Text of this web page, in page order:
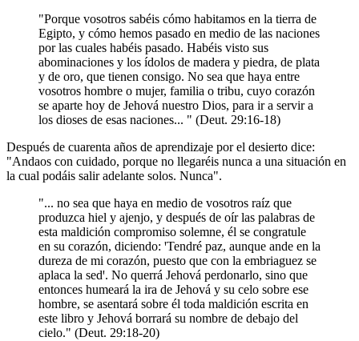
"Porque vosotros sabéis cómo habitamos en la tierra de
Egipto, y cómo hemos pasado en medio de las naciones
por las cuales habéis pasado. Habéis visto sus
abominaciones y los ídolos de madera y piedra, de plata
y de oro, que tienen consigo. No sea que haya entre
vosotros hombre o mujer, familia o tribu, cuyo corazón
se aparte hoy de Jehová nuestro Dios, para ir a servir a
los dioses de esas naciones... " (Deut. 29:16-18)
Después de cuarenta años de aprendizaje por el desierto dice:
"Andaos con cuidado, porque no llegaréis nunca a una situación en
la cual podáis salir adelante solos. Nunca".
"... no sea que haya en medio de vosotros raíz que
produzca hiel y ajenjo, y después de oír las palabras de
esta maldición compromiso solemne, él se congratule
en su corazón, diciendo: ꞌTendré paz, aunque ande en la
dureza de mi corazón, puesto que con la embriaguez se
aplaca la sedꞌ. No querrá Jehová perdonarlo, sino que
entonces humeará la ira de Jehová y su celo sobre ese
hombre, se asentará sobre él toda maldición escrita en
este libro y Jehová borrará su nombre de debajo del
cielo." (Deut. 29:18-20)